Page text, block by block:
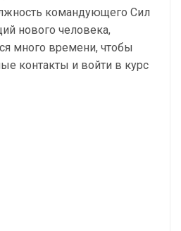
командующего Сил
нового человека,
много времени, чтобы
контакты и войти в курс